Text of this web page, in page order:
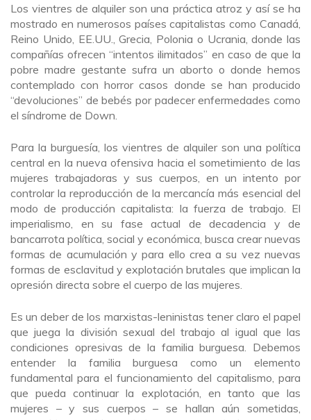
Los vientres de alquiler son una práctica atroz y así se ha
mostrado en numerosos países capitalistas como Canadá,
Reino Unido, EE.UU., Grecia, Polonia o Ucrania, donde las
compañías ofrecen “intentos ilimitados” en caso de que la
pobre madre gestante sufra un aborto o donde hemos
contemplado con horror casos donde se han producido
“devoluciones” de bebés por padecer enfermedades como
el síndrome de Down.
Para la burguesía, los vientres de alquiler son una política
central en la nueva ofensiva hacia el sometimiento de las
mujeres trabajadoras y sus cuerpos, en un intento por
controlar la reproducción de la mercancía más esencial del
modo de producción capitalista: la fuerza de trabajo. El
imperialismo, en su fase actual de decadencia y de
bancarrota política, social y económica, busca crear nuevas
formas de acumulación y para ello crea a su vez nuevas
formas de esclavitud y explotación brutales que implican la
opresión directa sobre el cuerpo de las mujeres.
Es un deber de los marxistas-leninistas tener claro el papel
que juega la división sexual del trabajo al igual que las
condiciones opresivas de la familia burguesa. Debemos
entender la familia burguesa como un elemento
fundamental para el funcionamiento del capitalismo, para
que pueda continuar la explotación, en tanto que las
mujeres – y sus cuerpos – se hallan aún sometidas,